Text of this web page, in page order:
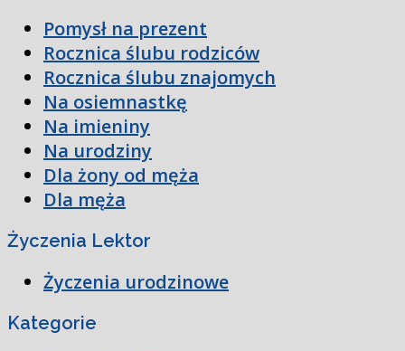
Pomysł na prezent
Rocznica ślubu rodziców
Rocznica ślubu znajomych
Na osiemnastkę
Na imieniny
Na urodziny
Dla żony od męża
Dla męża
Życzenia Lektor
Życzenia urodzinowe
Kategorie